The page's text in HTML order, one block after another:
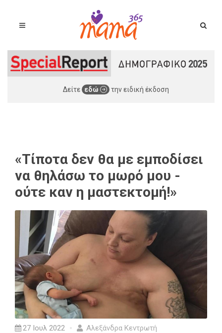
Δείτε εδώ την ειδική έκδοση
«Τίποτα δεν θα με εμποδίσει
να θηλάσω το μωρό μου -
ούτε καν η μαστεκτομή!»
27 Ιουλ 2022
Αλεξάνδρα Κεντρωτή